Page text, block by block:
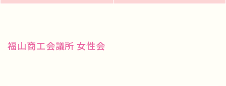
福山商工会議所 女性会